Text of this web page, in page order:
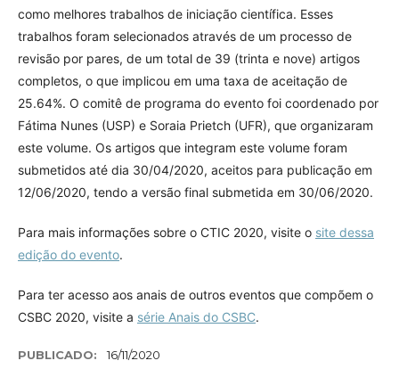
como melhores trabalhos de iniciação científica. Esses
trabalhos foram selecionados através de um processo de
revisão por pares, de um total de 39 (trinta e nove) artigos
completos, o que implicou em uma taxa de aceitação de
25.64%. O comitê de programa do evento foi coordenado por
Fátima Nunes (USP) e Soraia Prietch (UFR), que organizaram
este volume. Os artigos que integram este volume foram
submetidos até dia 30/04/2020, aceitos para publicação em
12/06/2020, tendo a versão final submetida em 30/06/2020.
Para mais informações sobre o CTIC 2020, visite o site dessa
edição do evento.
Para ter acesso aos anais de outros eventos que compõem o
CSBC 2020, visite a série Anais do CSBC.
PUBLICADO: 16/11/2020